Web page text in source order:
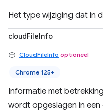
Het type wijziging dat in
cloudFileInfo
CloudFileInfo optioneel
Chrome 125+
Informatie met
wordt opgeslagen in